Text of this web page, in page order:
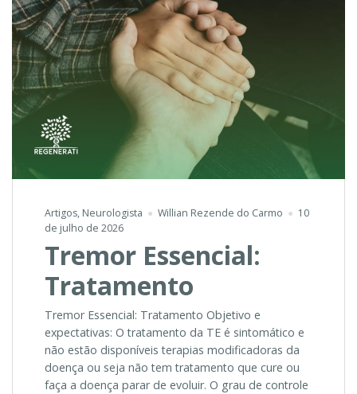
Artigos, Neurologista Willian Rezende do Carmo
10
de julho de 2026
Tremor Essencial:
Tratamento
Tremor Essencial: Tratamento Objetivo e
expectativas: O tratamento da TE é sintomático e
não estão disponíveis terapias modificadoras da
doença ou seja não tem tratamento que cure ou
faça a doença parar de evoluir. O grau de controle